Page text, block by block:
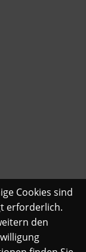
Cookies sind
erforderlich.
den